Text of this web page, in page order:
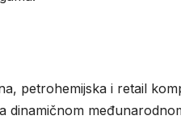
petrohemijska i retail
dinamičnom